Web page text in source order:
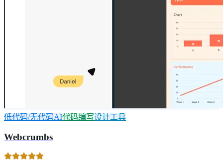
低代码/无代码AI代码编写设计工具
Webcrumbs